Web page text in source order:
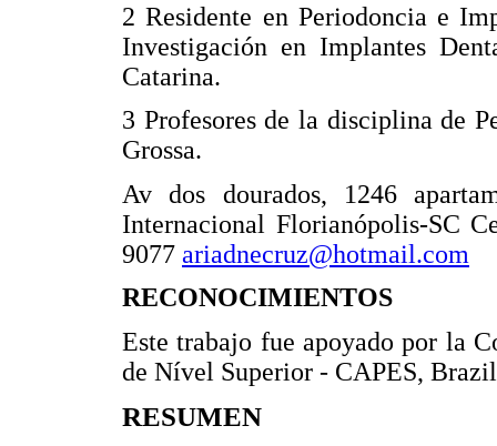
2 Residente en Periodoncia e
Investigación en Implantes
Catarina.
3 Profesores de la disciplina de
Grossa.
Av dos dourados, 1246
Internacional Florianópolis-SC
9077 ariadnecruz@hotmail.com
RECONOCIMIENTOS
Este trabajo fue apoyado por la
de Nível Superior - CAPES,
RESUMEN